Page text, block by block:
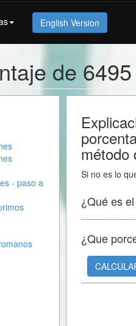
English Version
de
método
Si no es lo
¿Qué es
¿Que
- paso a